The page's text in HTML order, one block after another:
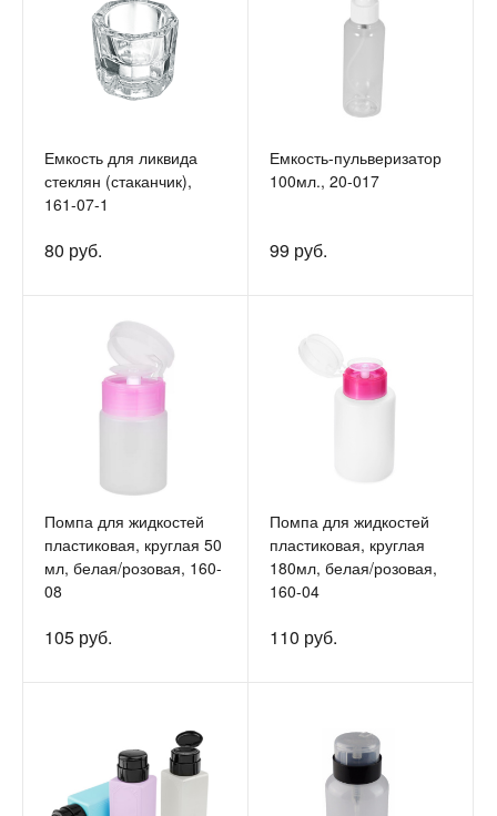
Емкость для ликвида
стеклян (стаканчик),
161-07-1
80 руб.
Емкость-пульверизатор
100мл., 20-017
99 руб.
Помпа для жидкостей
пластиковая, круглая 50
мл, белая/розовая, 160-
08
105 руб.
Помпа для жидкостей
пластиковая, круглая
180мл, белая/розовая,
160-04
110 руб.